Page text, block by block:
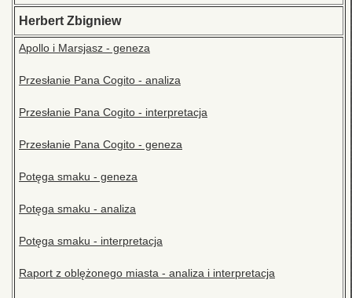
Herbert Zbigniew
Apollo i Marsjasz - geneza
Przesłanie Pana Cogito - analiza
Przesłanie Pana Cogito - interpretacja
Przesłanie Pana Cogito - geneza
Potęga smaku - geneza
Potęga smaku - analiza
Potęga smaku - interpretacja
Raport z oblężonego miasta - analiza i interpretacja